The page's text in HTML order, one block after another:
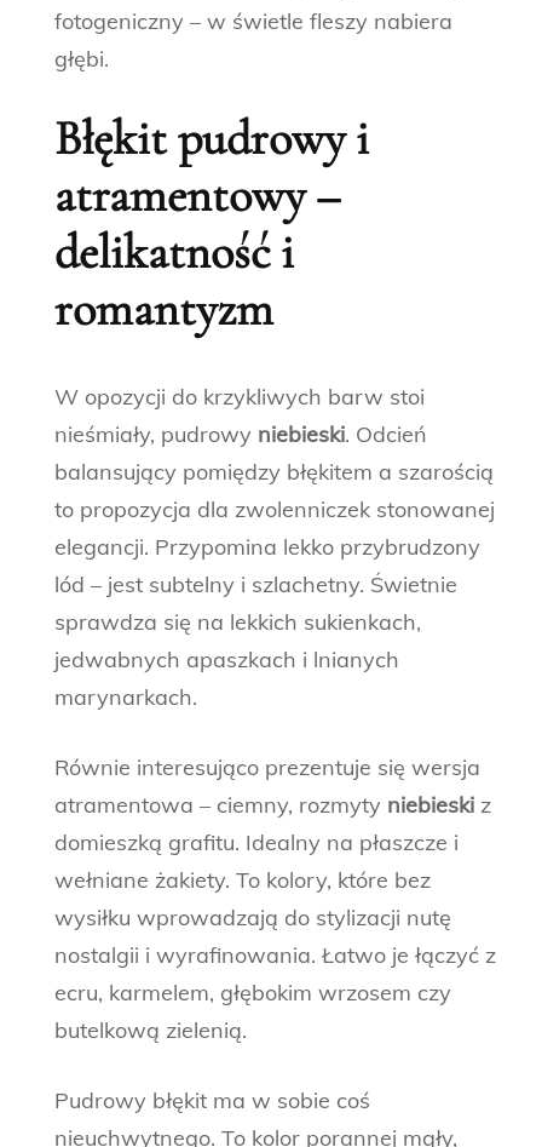
fotogeniczny – w świetle fleszy nabiera
głębi.
Błękit pudrowy i
atramentowy –
delikatność i
romantyzm
W opozycji do krzykliwych barw stoi
nieśmiały, pudrowy niebieski. Odcień
balansujący pomiędzy błękitem a szarością
to propozycja dla zwolenniczek stonowanej
elegancji. Przypomina lekko przybrudzony
lód – jest subtelny i szlachetny. Świetnie
sprawdza się na lekkich sukienkach,
jedwabnych apaszkach i lnianych
marynarkach.
Równie interesująco prezentuje się wersja
atramentowa – ciemny, rozmyty niebieski z
domieszką grafitu. Idealny na płaszcze i
wełniane żakiety. To kolory, które bez
wysiłku wprowadzają do stylizacji nutę
nostalgii i wyrafinowania. Łatwo je łączyć z
ecru, karmelem, głębokim wrzosem czy
butelkową zielenią.
Pudrowy błękit ma w sobie coś
nieuchwytnego. To kolor porannej mgły,